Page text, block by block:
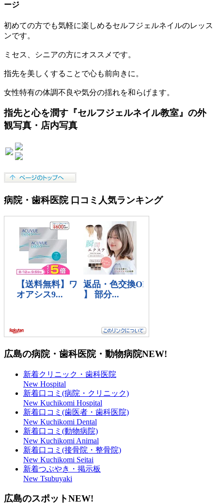
ージ
初めての方でも気軽に楽しめるセルフジェルネイルのレッス
ンです。
ミセス、シニアの方にオススメです。
指先を美しくすることで心も前向きに。
女性特有の体調不良や気分の揺れを和らげます。
指先と心を潤す『セルフジェルネイル教室』の外
観写真・店内写真
病院・歯科医院 口コミ人気ランキング
広島の病院・歯科医院・動物病院NEW!
新着クリニック・歯科医院
New Hospital
新着口コミ(病院・クリニック)
New Kuchikomi Hospital
新着口コミ(歯医者・歯科医院)
New Kuchikomi Dental
新着口コミ(動物病院)
New Kuchikomi Animal
新着口コミ(接骨院・整骨院)
New Kuchikomi Seitai
新着つぶやき・掲示板
New Tsubuyaki
広島のスポットNEW!